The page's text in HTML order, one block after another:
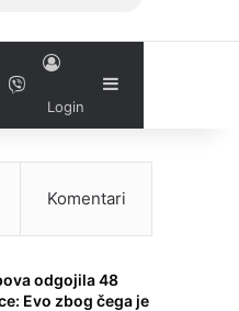
Login
Sidebar
Komentari
odgojila 48
Evo zbog čega je